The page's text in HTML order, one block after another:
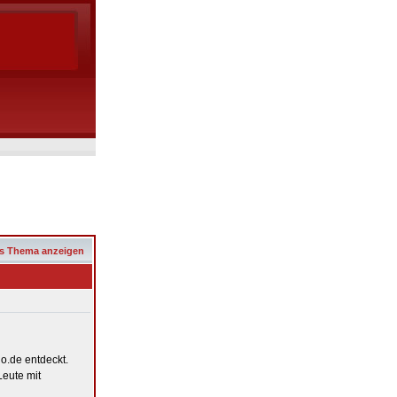
Thema anzeigen
entdeckt.
mit